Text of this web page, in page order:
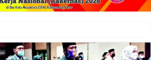
Lebih Siltap Serta Tunjangan Pemdes dan BPD di